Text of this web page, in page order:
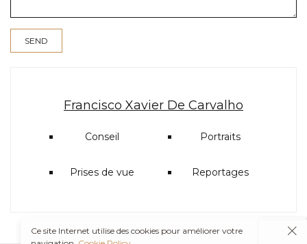
Francisco Xavier De Carvalho
Conseil Portraits
Prises de vue Reportages
Ce site Internet utilise des cookies pour améliorer votre